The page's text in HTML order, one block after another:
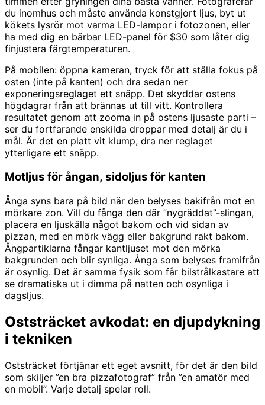
du inomhus och måste använda konstgjort ljus, byt ut
kökets lysrör mot varma LED-lampor i fotozonen, eller
ha med dig en bärbar LED-panel för $30 som låter dig
finjustera färgtemperaturen.
På mobilen: öppna kameran, tryck för att ställa fokus på
osten (inte på kanten) och dra sedan ner
exponeringsreglaget ett snäpp. Det skyddar ostens
högdagrar från att brännas ut till vitt. Kontrollera
resultatet genom att zooma in på ostens ljusaste parti –
ser du fortfarande enskilda droppar med detalj är du i
mål. Är det en platt vit klump, dra ner reglaget
ytterligare ett snäpp.
Motljus för ångan, sidoljus för kanten
Ånga syns bara på bild när den belyses bakifrån mot en
mörkare zon. Vill du fånga den där ”nygräddat”-slingan,
placera en ljuskälla något bakom och vid sidan av
pizzan, med en mörk vägg eller bakgrund rakt bakom.
Ångpartiklarna fångar kantljuset mot den mörka
bakgrunden och blir synliga. Ånga som belyses framifrån
är osynlig. Det är samma fysik som får bilstrålkastare att
se dramatiska ut i dimma på natten och osynliga i
dagsljus.
Oststräcket avkodat: en djupdykning
i tekniken
Oststräcket förtjänar ett eget avsnitt, för det är den bild
som skiljer ”en bra pizzafotograf” från ”en amatör med
en mobil”. Varje detalj spelar roll.